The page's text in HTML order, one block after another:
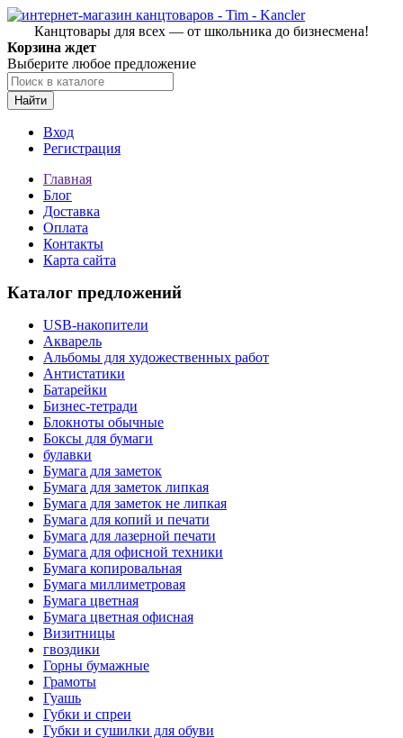
Канцтовары для всех — от школьника до бизнесмена!
Корзина ждет
Выберите любое предложение
Найти
Вход
Регистрация
Главная
Блог
Доставка
Оплата
Контакты
Карта сайта
Каталог предложений
USB-накопители
Акварель
Альбомы для художественных работ
Антистатики
Батарейки
Бизнес-тетради
Блокноты обычные
Боксы для бумаги
булавки
Бумага для заметок
Бумага для заметок липкая
Бумага для заметок не липкая
Бумага для копий и печати
Бумага для лазерной печати
Бумага для офисной техники
Бумага копировальная
Бумага миллиметровая
Бумага цветная
Бумага цветная офисная
Визитницы
гвоздики
Горны бумажные
Грамоты
Гуашь
Губки и спреи
Губки и сушилки для обуви